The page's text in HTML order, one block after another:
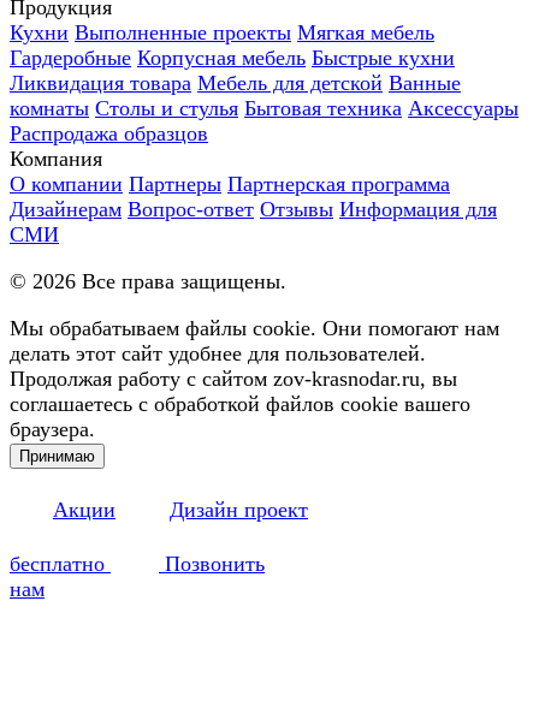
Продукция
Кухни Выполненные проекты Мягкая мебель
Гардеробные Корпусная мебель Быстрые кухни
Ликвидация товара Мебель для детской Ванные
комнаты Столы и стулья Бытовая техника Аксессуары
Распродажа образцов
Компания
О компании Партнеры Партнерская программа
Дизайнерам Вопрос-ответ Отзывы Информация для
СМИ
© 2026 Все права защищены.
Мы обрабатываем файлы cookie. Они помогают нам
делать этот сайт удобнее для пользователей.
Продолжая работу с сайтом zov-krasnodar.ru, вы
соглашаетесь с обработкой файлов cookie вашего
браузера.
Принимаю
Акции Дизайн проект
бесплатно
Позвонить
нам